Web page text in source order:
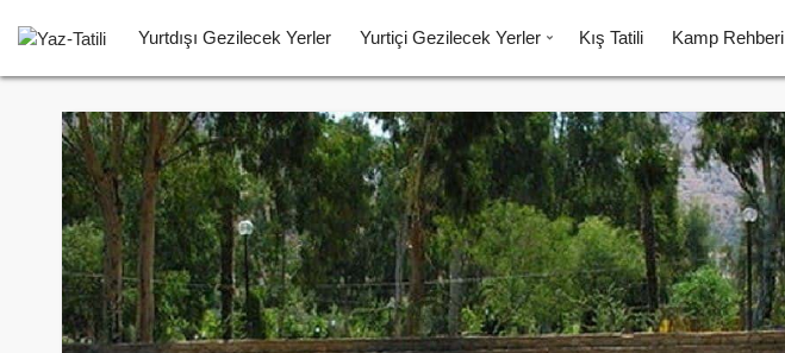
Yurtdışı Gezilecek Yerler Yurtiçi Gezilecek Yerler Kış Tatili Kamp Rehberi